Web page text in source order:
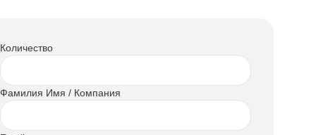
Количество
Фамилия Имя / Компания